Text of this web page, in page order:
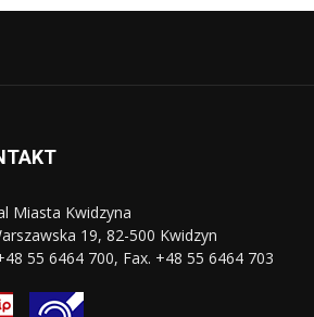
Miasta Kwidzyna
19, 82-500 Kwidzyn
55 6464 700, Fax. +48 55 6464 703